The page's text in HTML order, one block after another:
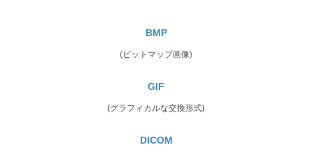
BMP
(ビットマップ画像)
GIF
(グラフィカルな交換形式)
DICOM